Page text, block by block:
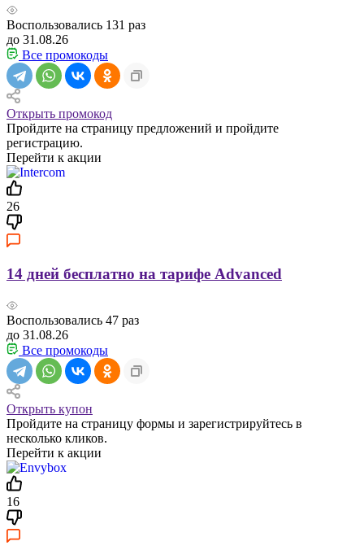
Воспользовались 131 раз
до 31.08.26
Все промокоды
Открыть промокод
Пройдите на страницу предложений и пройдите
регистрацию.
Перейти к акции
26
14 дней бесплатно на тарифе Advanced
Воспользовались 47 раз
до 31.08.26
Все промокоды
Открыть купон
Пройдите на страницу формы и зарегистрируйтесь в
несколько кликов.
Перейти к акции
16